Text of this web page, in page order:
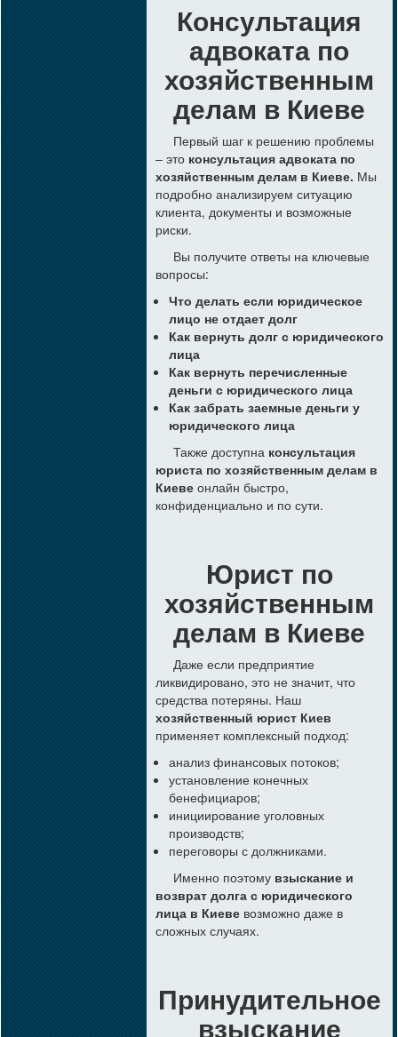
Консультация
адвоката по
хозяйственным
делам в Киеве
Первый шаг к решению проблемы
– это консультация адвоката по
хозяйственным делам в Киеве. Мы
подробно анализируем ситуацию
клиента, документы и возможные
риски.
Вы получите ответы на ключевые
вопросы:
Что делать если юридическое
лицо не отдает долг
Как вернуть долг с юридического
лица
Как вернуть перечисленные
деньги с юридического лица
Как забрать заемные деньги у
юридического лица
Также доступна консультация
юриста по хозяйственным делам в
Киеве онлайн быстро,
конфиденциально и по сути.
Юрист по
хозяйственным
делам в Киеве
Даже если предприятие
ликвидировано, это не значит, что
средства потеряны. Наш
хозяйственный юрист Киев
применяет комплексный подход:
анализ финансовых потоков;
установление конечных
бенефициаров;
инициирование уголовных
производств;
переговоры с должниками.
Именно поэтому взыскание и
возврат долга с юридического
лица в Киеве возможно даже в
сложных случаях.
Принудительное
взыскание